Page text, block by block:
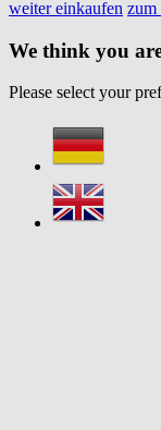
weiter einkaufen zum
We think you
Please select your